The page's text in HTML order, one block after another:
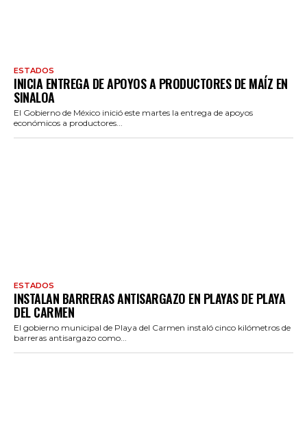
ESTADOS
INICIA ENTREGA DE APOYOS A PRODUCTORES DE MAÍZ EN
SINALOA
El Gobierno de México inició este martes la entrega de apoyos
económicos a productores...
ESTADOS
INSTALAN BARRERAS ANTISARGAZO EN PLAYAS DE PLAYA
DEL CARMEN
El gobierno municipal de Playa del Carmen instaló cinco kilómetros de
barreras antisargazo como...